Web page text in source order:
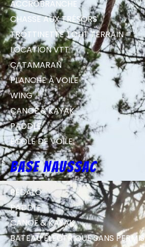
ACCROBRANCHE
CHASSE AUX TRÉSORS
TROTTINETTE TOUT TERRAIN
LOCATION VTT
CATAMARAN
PLANCHE À VOILE
WING
CANOË & KAYAK
PADDLE
ECOLE DE VOILE
Base Naussac
PÉDALO
PADDLE
CANOË & KAYAK
BATEAU ÉLECTRIQUE SANS PERMIS